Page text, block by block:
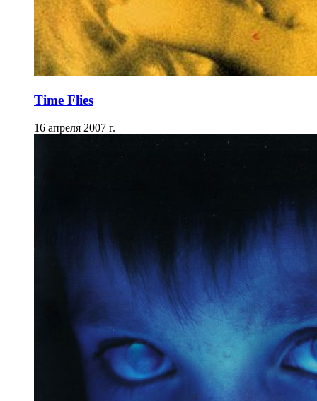
Time Flies
16 апреля 2007 г.